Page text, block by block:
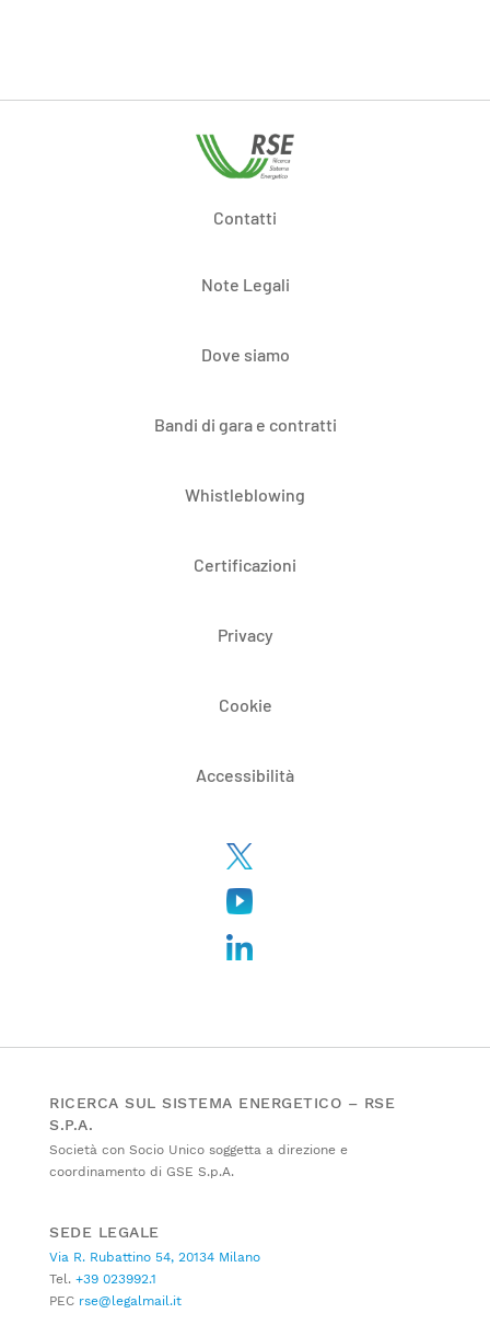
Contatti
Note Legali
Dove siamo
Bandi di gara e contratti
Whistleblowing
Certificazioni
Privacy
Cookie
Accessibilità
RICERCA SUL SISTEMA ENERGETICO – RSE
S.P.A.
Società con Socio Unico soggetta a direzione e
coordinamento di GSE S.p.A.
SEDE LEGALE
Via R. Rubattino 54, 20134 Milano
Tel. +39 023992.1
PEC rse@legalmail.it